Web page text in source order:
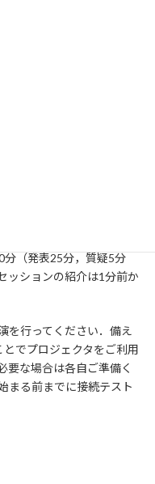
分（発表25分，質疑5分
ッションの紹介は1分前か
を行ってください．備え
でプロジェクタをご利用
要な場合は各自ご準備く
まる前までに接続テスト